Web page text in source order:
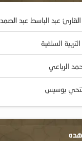
عبد الباسط عبد الصمد
السلفية
الرباعي
فتحي بوسيس